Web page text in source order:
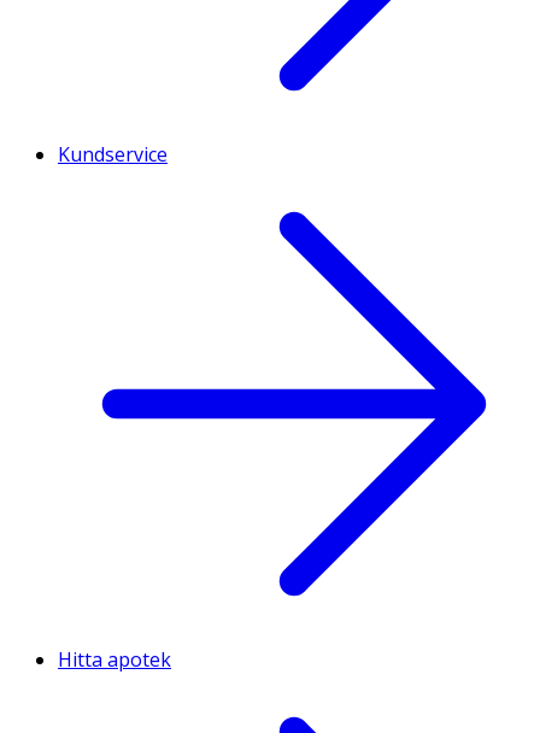
Kundservice
Hitta apotek